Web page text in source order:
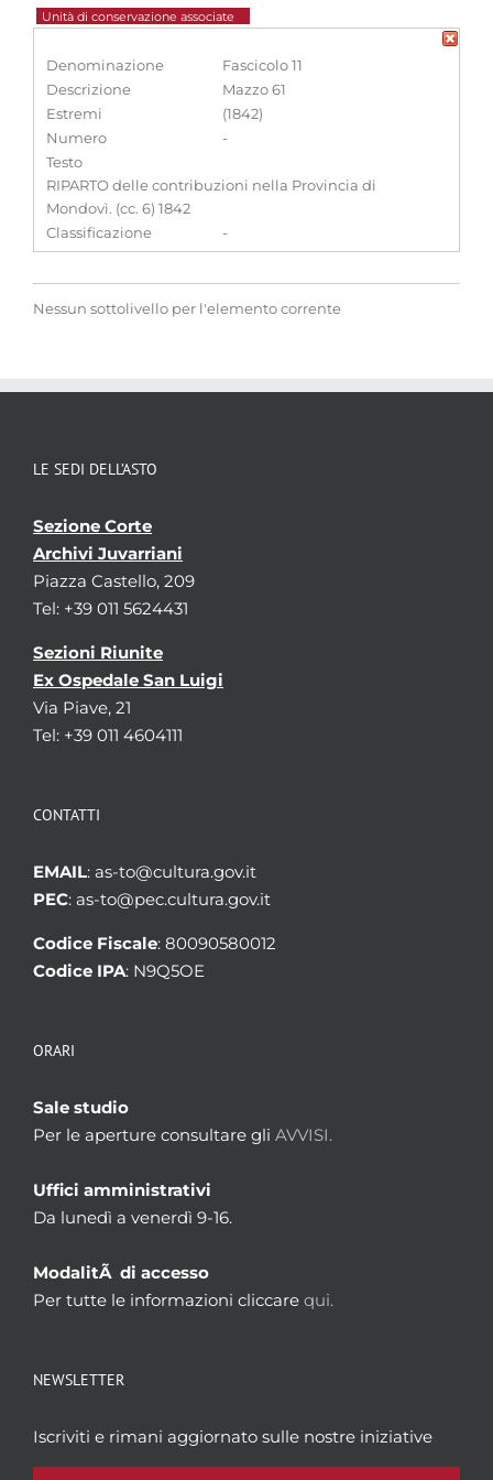
Unità di conservazione associate
Denominazione
Fascicolo 11
Descrizione
Mazzo 61
Estremi
(1842)
Numero
-
Testo
RIPARTO delle contribuzioni nella Provincia di
Mondovì. (cc. 6) 1842
Classificazione
-
Nessun sottolivello per l'elemento corrente
LE SEDI DELL’ASTO
Sezione Corte
Archivi Juvarriani
Piazza Castello, 209
Tel: +39 011 5624431
Sezioni Riunite
Ex Ospedale San Luigi
Via Piave, 21
Tel: +39 011 4604111
CONTATTI
EMAIL: as-to@cultura.gov.it
PEC: as-to@pec.cultura.gov.it
Codice Fiscale: 80090580012
Codice IPA: N9Q5OE
ORARI
Sale studio
Per le aperture consultare gli AVVISI.
Uffici amministrativi
Da lunedì a venerdì 9-16.
ModalitÃ di accesso
Per tutte le informazioni cliccare qui.
NEWSLETTER
Iscriviti e rimani aggiornato sulle nostre iniziative